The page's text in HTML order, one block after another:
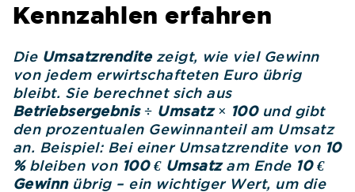
Kennzahlen erfahren
Die Umsatzrenditezeigt, wie viel Gewinn
von jedem erwirtschafteten Euro übrig
bleibt. Sie berechnet sich aus
Betriebsergebnis ÷ Umsatz × 100und gibt
den prozentualen Gewinnanteil am Umsatz
an. Beispiel: Bei einer Umsatzrendite von 10
%bleiben von 100 € Umsatzam Ende 10 €
Gewinnübrig – ein wichtiger Wert, um die